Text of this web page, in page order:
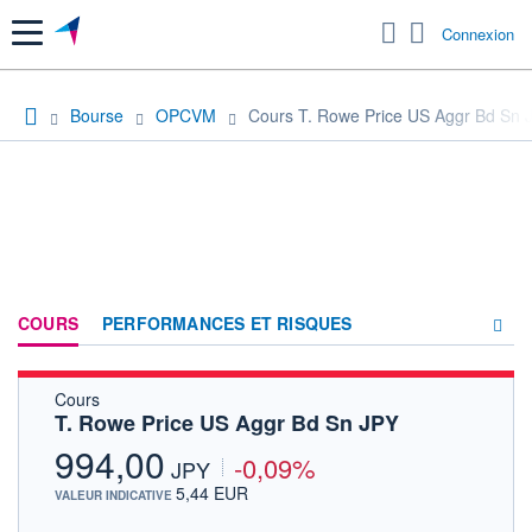
Menu Connexion
Bourse OPCVM Cours T. Rowe Price US Aggr Bd Sn
COURS PERFORMANCES ET RISQUES
Cours
T. Rowe Price US Aggr Bd Sn JPY
994,00 JPY -0,09%
VALEUR INDICATIVE 5,44 EUR